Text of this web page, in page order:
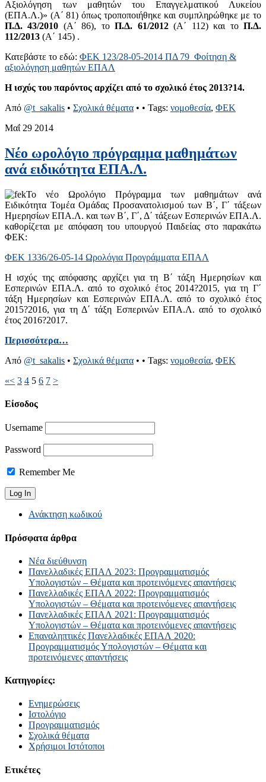
Αξιολόγηση των μαθητών του Επαγγελματικού Λυκείου
(ΕΠΑ.Λ.)» (Α΄ 81) όπως τροποποιήθηκε και συμπληρώθηκε με το
Π.Δ. 43/2010 (Α΄ 86), τοΠ.Δ. 61/2012(Α΄ 112) και τοΠ.Δ.
112/2013 (Α΄ 145) .
Κατεβάστε το εδώ: ΦΕΚ 123/28-05-2014 ΠΔ 79_Φοίτηση &
αξιολόγηση μαθητών ΕΠΑΛ
Η ισχύς του παρόντος αρχίζει από το σχολικό έτος 2013?14.
Από @t_sakalis • Σχολικά θέματα • • Tags: νομοθεσία, ΦΕΚ
Μαΐ 29 2014
Νέο ωρολόγιο πρόγραμμα μαθημάτων
ανά ειδικότητα ΕΠΑ.Λ.
Το νέο Ωρολόγιο Πρόγραμμα των μαθημάτων ανά
Ειδικότητα Τομέα Ομάδας Προσανατολισμού των Β΄, Γ΄ τάξεων
Ημερησίων ΕΠΑ.Λ. και των B΄, Γ΄, Δ΄ τάξεων Εσπερινών ΕΠΑ.Λ.
καθορίζεται με απόφαση του υπουργού Παιδείας στο παρακάτω
ΦΕΚ:
ΦΕΚ 1336/26-05-14 Ωρολόγια Προγράμματα ΕΠΑΛ
Η ισχύς της απόφασης αρχίζει για τη Β΄ τάξη Ημερησίων και
Εσπερινών ΕΠΑ.Λ. από το σχολικό έτος 2014?2015, για τη Γ΄
τάξη Ημερησίων και Εσπερινών ΕΠΑ.Λ. από το σχολικό έτος
2015?2016, για τη Δ΄ τάξη Εσπερινών ΕΠΑ.Λ. από το σχολικό
έτος 2016?2017.
Περισσότερα…
Από @t_sakalis • Σχολικά θέματα • • Tags: νομοθεσία, ΦΕΚ
«< 3 4 5 6 7 >
Είσοδος
Username
Password
Remember Me
Ανάκτηση κωδικού
Πρόσφατα άρθρα
Νέα διεύθυνση
Πανελλαδικές ΕΠΑΛ 2023: Προγραμματισμός
Υπολογιστών – Θέματα και προτεινόμενες απαντήσεις
Πανελλαδικές ΕΠΑΛ 2022: Προγραμματισμός
Υπολογιστών – Θέματα και προτεινόμενες απαντήσεις
Πανελλαδικές ΕΠΑΛ 2021: Προγραμματισμός
Υπολογιστών – Θέματα και προτεινόμενες απαντήσεις
Επαναληπτικές Πανελλαδικές ΕΠΑΛ 2020:
Προγραμματισμός Υπολογιστών – Θέματα και
προτεινόμενες απαντήσεις
Κατηγορίες:
Ενημερώσεις
Ιστολόγιο
Προγραμματισμός
Σχολικά θέματα
Χρήσιμοι Ιστότοποι
Ετικέτες